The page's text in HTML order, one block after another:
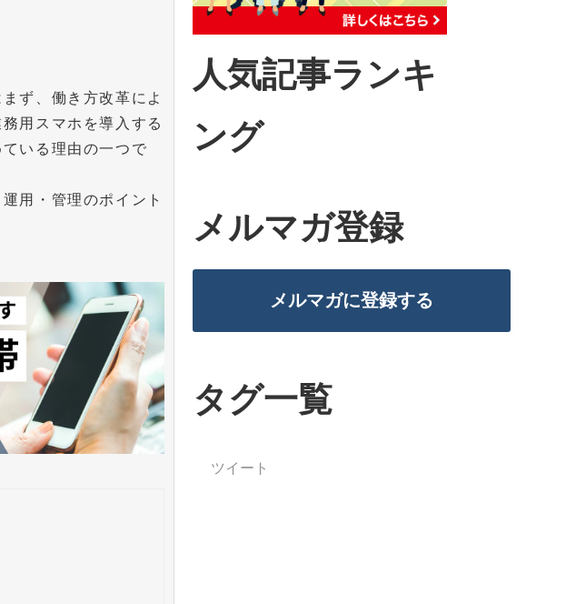
ず、働き方改革によ
用スマホを導入する
いる理由の一つで
用・管理のポイント
人気記事ランキ
ング
メルマガ登録
メルマガに登録する
タグ一覧
ツイート